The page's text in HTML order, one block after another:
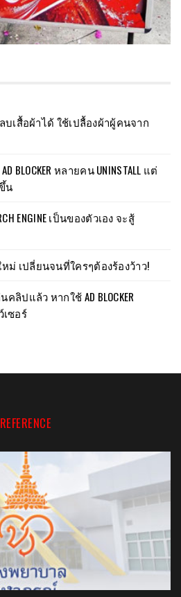
ลบเสื้อผ้าได้ ใช้เปลื้องผ้าผู้คนจาก
BLOCKER หลายคน UNINSTALL แต่
น
ENGINE เป็นของตัวเอง จะสู้
ใหม่ เปลี่ยนจนที่ใครๆต้องร้องว้าว!
คลิปแล้ว หากใช้ AD BLOCKER
ซอร์
REFERENCE